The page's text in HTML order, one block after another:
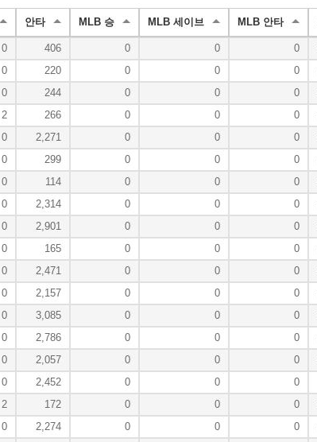
안타 MLB 승 MLB 세이브 MLB 안타
0 406 0 0 0
0 220 0 0 0
0 244 0 0 0
2 266 0 0 0
0 2,271 0 0 0
0 299 0 0 0
0 114 0 0 0
0 2,314 0 0 0
0 2,901 0 0 0
0 165 0 0 0
0 2,471 0 0 0
0 2,157 0 0 0
0 3,085 0 0 0
0 2,786 0 0 0
0 2,057 0 0 0
0 2,452 0 0
0
2 172 0 0 0
0 2,274 0 0 0